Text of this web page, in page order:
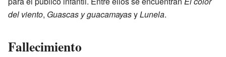
del viento, Guascas y guacamayasyLunela.
Fallecimiento